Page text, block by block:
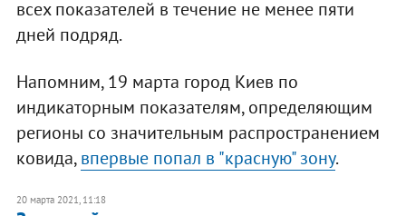
всех показателей в течение не менее пяти
дней подряд.
Напомним, 19 марта город Киев по
индикаторным показателям, определяющим
регионы со значительным распространением
ковида,впервые попал в "красную" зону.
20 марта 2021, 11:18